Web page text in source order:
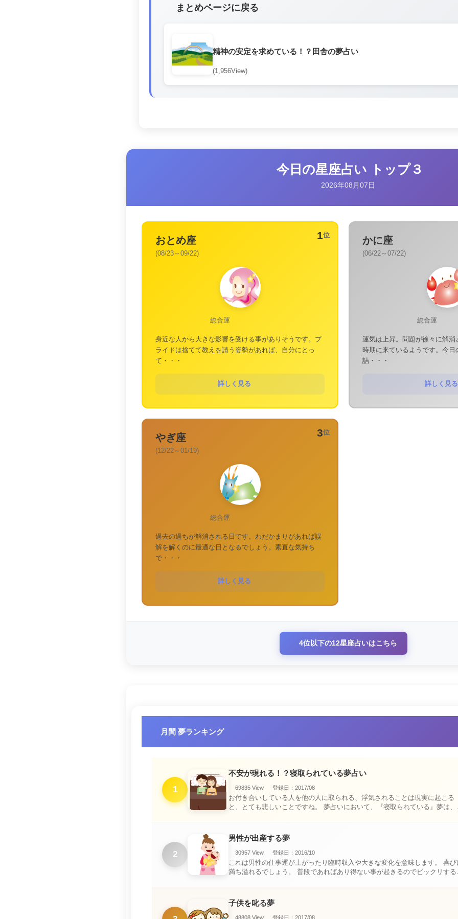
まとめページに戻る
精神の安定を求めている！？田舎の夢占い
(1,956View)
今日の星座占い トップ３
2026年08月07日
1位
おとめ座
(08/23～09/22)
総合運
身近な人から大きな影響を受ける事がありそうです。プ
ライドは捨てて教えを請う姿勢があれば、自分にとっ
て・・・
詳しく見る
かに座
(06/22～07/22)
総合運
運気は上昇。問題が徐々に解
時期に来ているようです。今
詰・・・
詳しく見る
3位
やぎ座
(12/22～01/19)
総合運
過去の過ちが解消される日です。わだかまりがあれば誤
解を解くのに最適な日となるでしょう。素直な気持ち
で・・・
詳しく見る
4位以下の12星座占いはこちら
月間 夢ランキング
1
不安が現れる！？寝取られている夢占い
69835 View 登録日：2017/08
お付き合いしている人を他の人に取られる、浮気されることは現実に起こる
と、とても悲しいことですね。 夢占いにおいて、『寝取られている』夢は、現
2
男性が出産する夢
30957 View 登録日：2016/10
これは男性の仕事運が上がったり臨時収入や大きな変化を意味します。 喜びに
満ち溢れるでしょう。 普段であればあり得ない事が起きるのでビックリするで
子供を叱る夢
48808 View 登録日：2017/08